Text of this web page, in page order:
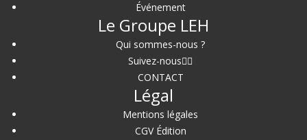
Événement
Le Groupe LEH
Qui sommes-nous ?
Suivez-nous
CONTACT
Légal
Mentions légales
CGV Édition